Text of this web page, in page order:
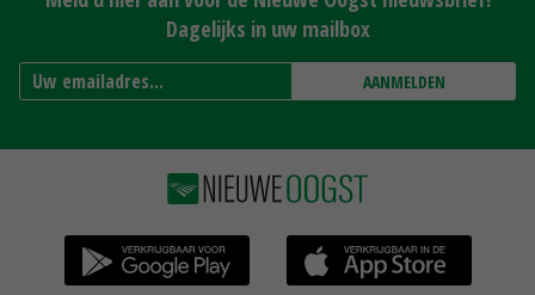
Dagelijks in uw mailbox
AANMELDEN